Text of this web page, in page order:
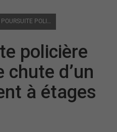
UNE POURSUITE POLICIÈRE ENTRAÎNE UNE CHUTE D’UN STATIONNEMENT À ÉTAGES À OTTAWA
policière
chute d’un
à étages